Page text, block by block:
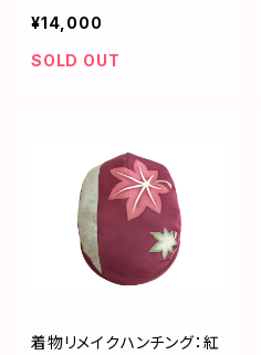
¥14,000
SOLD OUT
着物リメイクハンチング：紅